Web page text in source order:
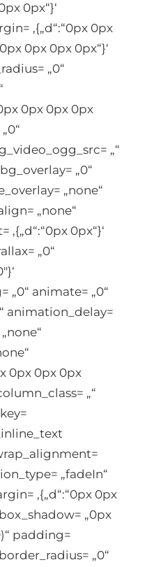
0px“}‘
‚{„d“:“0px 0px
0px 0px 0px“}‘
„0“
0px 0px 0px
„“
„0“
„none“
„none“
0px“}‘
„0“
animate= „0“
animation_delay=
0px 0px 0px
„“
„fadeIn“
‚{„d“:“0px 0px
„0px
padding=
„0“